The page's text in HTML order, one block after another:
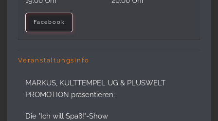
Facebook
Veranstaltungsinfo
MARKUS, KULTTEMPEL UG & PLUSWELT
PROMOTION präsentieren:
Die "Ich will Spaß!"-Show